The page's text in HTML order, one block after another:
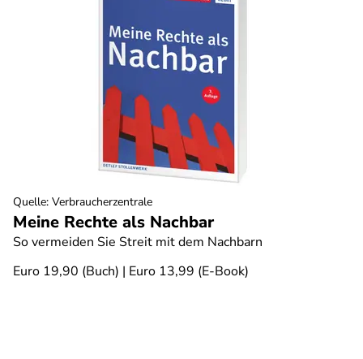
Meine Rechte als Nachbar
So vermeiden Sie Streit mit dem Nachbarn
Euro 19,90 (Buch) | Euro 13,99 (E-Book)
Quelle: Verbraucherzentrale